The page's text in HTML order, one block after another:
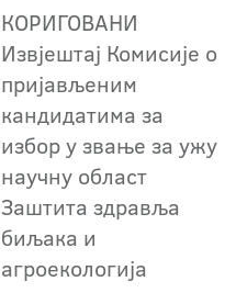
КОРИГОВАНИ
Извјештај Комисије о
пријављеним
кандидатима за
избор у звање за ужу
научну област
Заштита здравља
биљака и
агроекологија